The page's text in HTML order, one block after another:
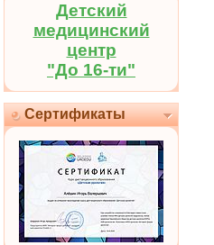
Детский
медицинский
центр
"До 16-ти"
Сертификаты